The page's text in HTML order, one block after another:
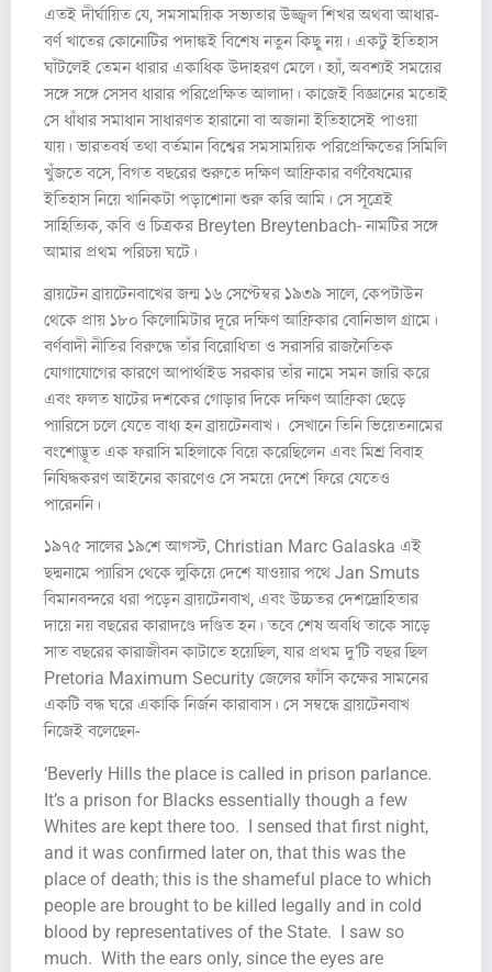
এতই দীর্ঘায়িত যে, সমসাময়িক সভ্যতার উজ্জ্বল শিখর অথবা আধার-
বর্ণ খাতের কোনোটির পদাঙ্কই বিশেষ নতুন কিছু নয়। একটু ইতিহাস
ঘাঁটলেই তেমন ধারার একাধিক উদাহরণ মেলে। হ্যাঁ, অবশ্যই সময়ের
সঙ্গে সঙ্গে সেসব ধারার পরিপ্রেক্ষিত আলাদা। কাজেই বিজ্ঞানের মতোই
সে ধাঁধার সমাধান সাধারণত হারানো বা অজানা ইতিহাসেই পাওয়া
যায়। ভারতবর্ষ তথা বর্তমান বিশ্বের সমসাময়িক পরিপ্রেক্ষিতের সিমিলি
খুঁজতে বসে, বিগত বছরের শুরুতে দক্ষিণ আফ্রিকার বর্ণবৈষম্যের
ইতিহাস নিয়ে খানিকটা পড়াশোনা শুরু করি আমি। সে সূত্রেই
সাহিত্যিক, কবি ও চিত্রকর Breyten Breytenbach- নামটির সঙ্গে
আমার প্রথম পরিচয় ঘটে।
ব্রায়টেন ব্রায়টেনবাখের জন্ম ১৬ সেপ্টেম্বর ১৯৩৯ সালে, কেপটাউন
থেকে প্রায় ১৮০ কিলোমিটার দূরে দক্ষিণ আফ্রিকার বোনিভাল গ্রামে।
বর্ণবাদী নীতির বিরুদ্ধে তাঁর বিরোধিতা ও সরাসরি রাজনৈতিক
যোগাযোগের কারণে আপার্থাইড সরকার তাঁর নামে সমন জারি করে
এবং ফলত ষাটের দশকের গোড়ার দিকে দক্ষিণ আফ্রিকা ছেড়ে
প্যারিসে চলে যেতে বাধ্য হন ব্রায়টেনবাখ। সেখানে তিনি ভিয়েতনামের
বংশোদ্ভূত এক ফরাসি মহিলাকে বিয়ে করেছিলেন এবং মিশ্র বিবাহ
নিষিদ্ধকরণ আইনের কারণেও সে সময়ে দেশে ফিরে যেতেও
পারেননি।
১৯৭৫ সালের ১৯শে আগস্ট, Christian Marc Galaska এই
ছদ্মনামে প্যারিস থেকে লুকিয়ে দেশে যাওয়ার পথে Jan Smuts
বিমানবন্দরে ধরা পড়েন ব্রায়টেনবাখ, এবং উচ্চতর দেশদ্রোহিতার
দায়ে নয় বছরের কারাদণ্ডে দণ্ডিত হন। তবে শেষ অবধি তাকে সাড়ে
সাত বছরের কারাজীবন কাটাতে হয়েছিল, যার প্রথম দু’টি বছর ছিল
Pretoria Maximum Security জেলের ফাঁসি কক্ষের সামনের
একটি বদ্ধ ঘরে একাকি নির্জন কারাবাস। সে সম্বন্ধে ব্রায়টেনবাখ
নিজেই বলেছেন-
‘Beverly Hills the place is called in prison parlance.
It’s a prison for Blacks essentially though a few
Whites are kept there too. I sensed that first night,
and it was confirmed later on, that this was the
place of death; this is the shameful place to which
people are brought to be killed legally and in cold
blood by representatives of the State. I saw so
much. With the ears only, since the eyes are